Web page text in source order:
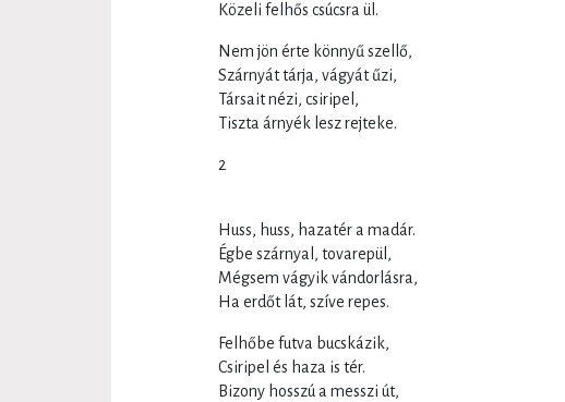
Közeli felhős csúcsra ül.
Nem jön érte könnyű szellő,
Szárnyát tárja, vágyát űzi,
Társait nézi, csiripel,
Tiszta árnyék lesz rejteke.
2
Huss, huss, hazatér a madár.
Égbe szárnyal, tovarepül,
Mégsem vágyik vándorlásra,
Ha erdőt lát, szíve repes.
Felhőbe futva bucskázik,
Csiripel és haza is tér.
Bizony hosszú a messzi út,